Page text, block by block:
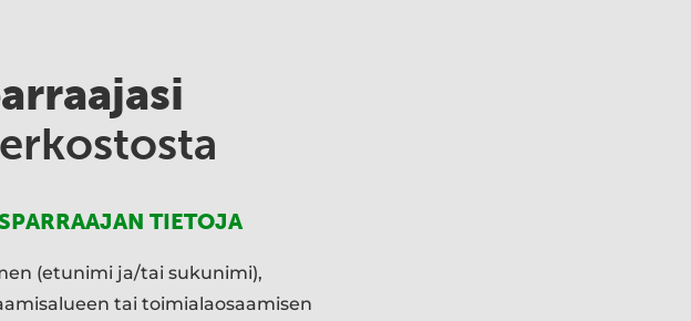
TIETOJA
(etunimi ja/tai sukunimi),
tai toimialaosaamisen